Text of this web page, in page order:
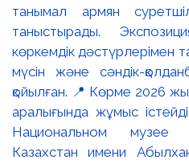
танымал армян
таныстырады.
көркемдік дәстүрлерімен
мүсін және сәндік-
қойылған. 📍 Көрме 2026
аралығында жұмыс
Национальном музее
Казахстан имени